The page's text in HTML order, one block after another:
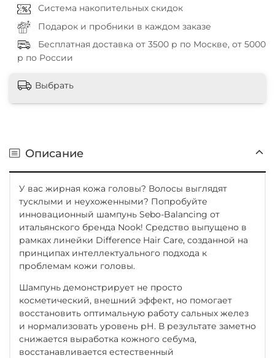
Система накопительных скидок
Подарок и пробники в каждом заказе
Бесплатная доставка от 3500 р по Москве, от 5000
р по России
Выбрать
Описание
У вас жирная кожа головы? Волосы выглядят
тусклыми и неухоженными? Попробуйте
инновационный шампунь Sebo-Balancing от
итальянского бренда Nook! Средство выпущено в
рамках линейки Difference Hair Care, созданной на
принципах интеллектуального подхода к
проблемам кожи головы.
Шампунь демонстрирует не просто
косметический, внешний эффект, но помогает
восстановить оптимальную работу сальных желез
и нормализовать уровень рН. В результате заметно
снижается выработка кожного себума,
восстанавливается естественный